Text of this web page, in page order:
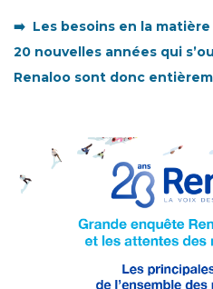
➡️ Les besoins en la
20 nouvelles années qui
Renaloo sont donc